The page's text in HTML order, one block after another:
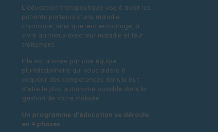
L’éducation thérapeutique vise à aider les
patients porteurs d’une maladie
chronique, ainsi que leur entourage, à
vivre au mieux avec leur maladie et leur
traitement.
Elle est animée par une équipe
pluridisciplinaire qui vous aidera à
acquérir des compétences dans le but
d’être le plus autonome possible dans la
gestion de votre maladie.
Un programme d’éducation se déroule
en 4 phases :